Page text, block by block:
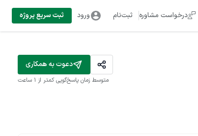
درخواست مشاوره ثبت‌نام ورود ثبت سریع پروژه
دعوت به همکاری
متوسط زمان پاسخ‌گویی کمتر از 1 ساعت